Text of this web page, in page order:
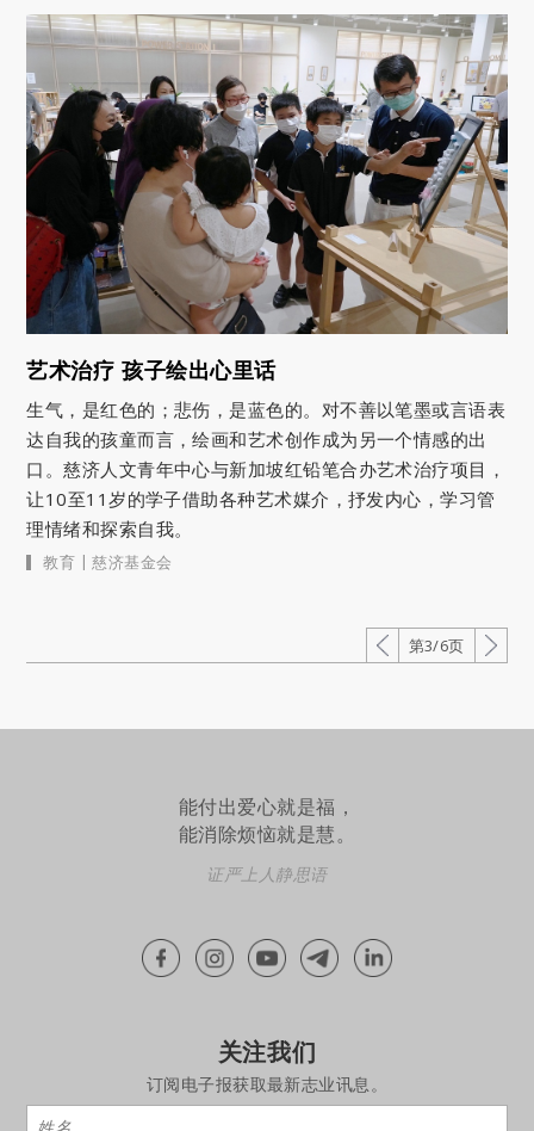
艺术治疗 孩子绘出心里话
生气，是红色的；悲伤，是蓝色的。对不善以笔墨或言语表
达自我的孩童而言，绘画和艺术创作成为另一个情感的出
口。慈济人文青年中心与新加坡红铅笔合办艺术治疗项目，
让10至11岁的学子借助各种艺术媒介，抒发内心，学习管
理情绪和探索自我。
教育 | 慈济基金会
第3/6页
能付出爱心就是福，
能消除烦恼就是慧。
证严上人静思语
关注我们
订阅电子报获取最新志业讯息。